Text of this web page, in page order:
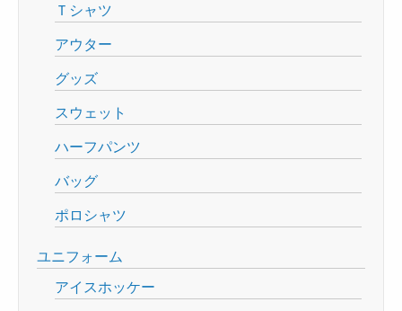
Ｔシャツ
アウター
グッズ
スウェット
ハーフパンツ
バッグ
ポロシャツ
ユニフォーム
アイスホッケー